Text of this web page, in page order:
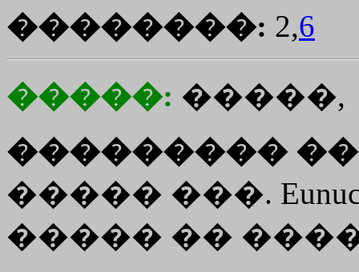
��������: 2,6
�����: �����,
���������
����� ���.
����� ��